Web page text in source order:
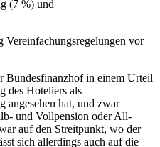
(7 %) und
vor
Bundesfinanzhof in einem Urteil
des Hoteliers als
angesehen hat, und zwar
und Vollpension oder All-
auf den Streitpunkt, wo der
sich allerdings auch auf die